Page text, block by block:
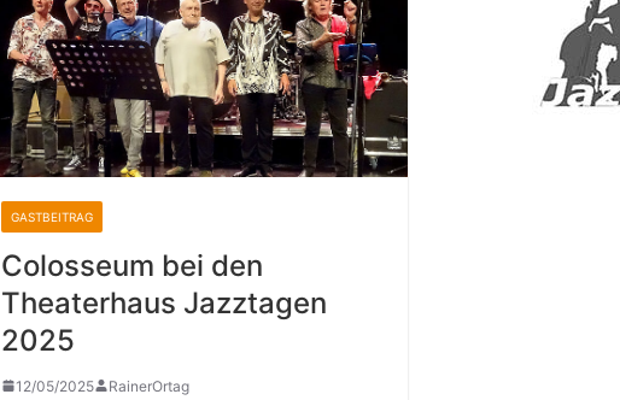
GASTBEITRAG
Colosseum bei den
Theaterhaus Jazztagen
2025
12/05/2025
RainerOrtag